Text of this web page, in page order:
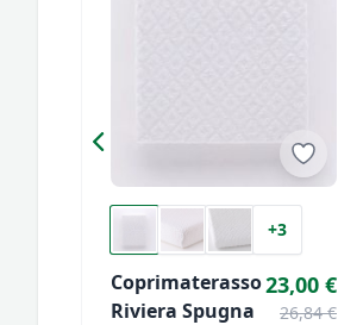
+3
Coprimaterasso
Riviera Spugna
23,00 €
26,84 €